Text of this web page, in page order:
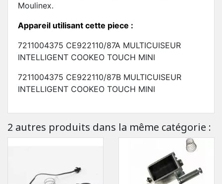
Moulinex.
Appareil utilisant cette piece :
7211004375 CE922110/87A MULTICUISEUR
INTELLIGENT COOKEO TOUCH MINI
7211004375 CE922110/87B MULTICUISEUR
INTELLIGENT COOKEO TOUCH MINI
2 autres produits dans la même catégorie :